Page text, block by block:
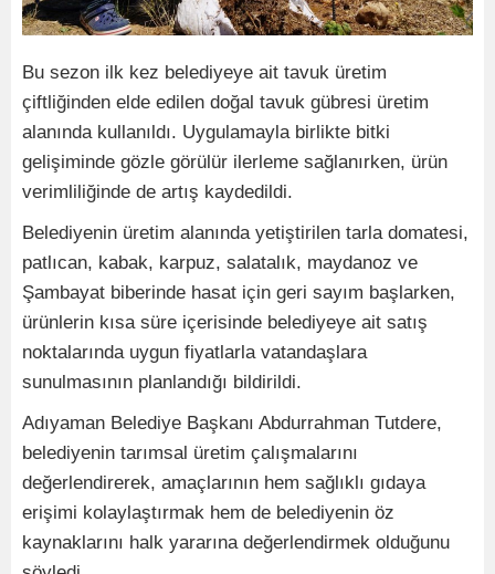
Bu sezon ilk kez belediyeye ait tavuk üretim
çiftliğinden elde edilen doğal tavuk gübresi üretim
alanında kullanıldı. Uygulamayla birlikte bitki
gelişiminde gözle görülür ilerleme sağlanırken, ürün
verimliliğinde de artış kaydedildi.
Belediyenin üretim alanında yetiştirilen tarla domatesi,
patlıcan, kabak, karpuz, salatalık, maydanoz ve
Şambayat biberinde hasat için geri sayım başlarken,
ürünlerin kısa süre içerisinde belediyeye ait satış
noktalarında uygun fiyatlarla vatandaşlara
sunulmasının planlandığı bildirildi.
Adıyaman Belediye Başkanı Abdurrahman Tutdere,
belediyenin tarımsal üretim çalışmalarını
değerlendirerek, amaçlarının hem sağlıklı gıdaya
erişimi kolaylaştırmak hem de belediyenin öz
kaynaklarını halk yararına değerlendirmek olduğunu